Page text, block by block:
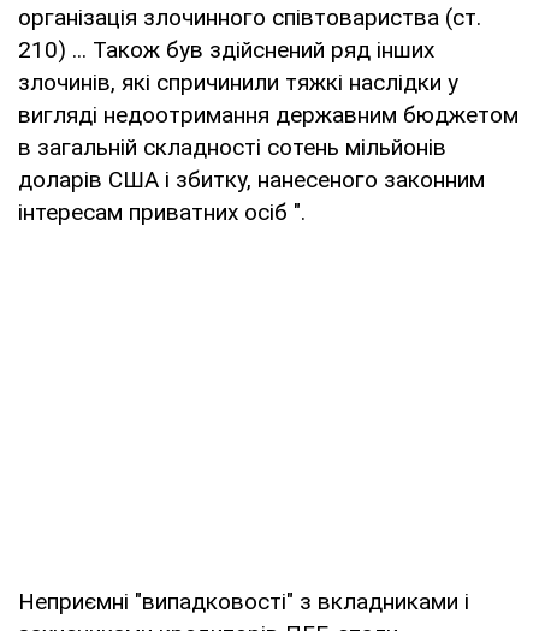
організація злочинного співтовариства (ст.
210) ... Також був здійснений ряд інших
злочинів, які спричинили тяжкі наслідки у
вигляді недоотримання державним бюджетом
в загальній складності сотень мільйонів
доларів США і збитку, нанесеного законним
інтересам приватних осіб ".
Неприємні "випадковості" з вкладниками і